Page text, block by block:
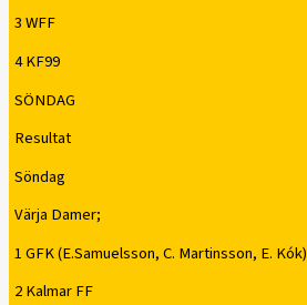
3 WFF
4 KF99
SÖNDAG
Resultat
Söndag
Värja Damer;
1 GFK (E.Samuelsson, C. Martinsson, E. Kók)
2 Kalmar FF